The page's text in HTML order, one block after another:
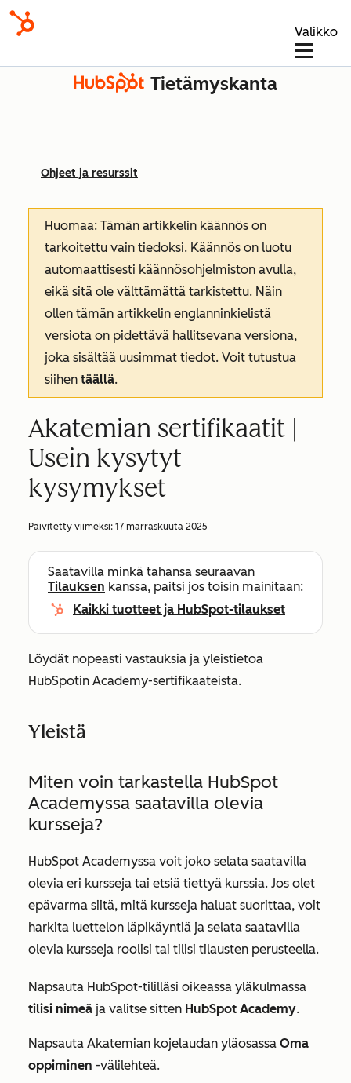
Valikko
Tietämyskanta
Ohjeet ja resurssit
Huomaa: Tämän artikkelin käännös on
tarkoitettu vain tiedoksi. Käännös on luotu
automaattisesti käännösohjelmiston avulla,
eikä sitä ole välttämättä tarkistettu. Näin
ollen tämän artikkelin englanninkielistä
versiota on pidettävä hallitsevana versiona,
joka sisältää uusimmat tiedot. Voit tutustua
siihen täällä.
Akatemian sertifikaatit |
Usein kysytyt
kysymykset
Päivitetty viimeksi: 17 marraskuuta 2025
Saatavilla minkä tahansa seuraavan
Tilauksen kanssa, paitsi jos toisin mainitaan:
Kaikki tuotteet ja HubSpot-tilaukset
Löydät nopeasti vastauksia ja yleistietoa
HubSpotin Academy-sertifikaateista.
Yleistä
Miten voin tarkastella HubSpot
Academyssa saatavilla olevia
kursseja?
HubSpot Academyssa voit joko selata saatavilla
olevia eri kursseja tai etsiä tiettyä kurssia. Jos olet
epävarma siitä, mitä kursseja haluat suorittaa, voit
harkita luettelon läpikäyntiä ja selata saatavilla
olevia kursseja roolisi tai tilisi tilausten perusteella.
Napsauta HubSpot-tililläsi oikeassa yläkulmassa
tilisi nimeä ja valitse sitten HubSpot Academy.
Napsauta Akatemian kojelaudan yläosassa Oma
oppiminen -välilehteä.